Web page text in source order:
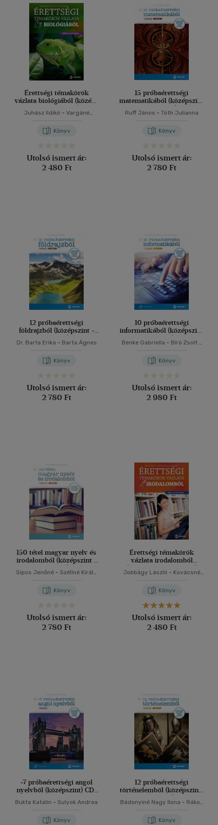
Érettségi témakörök
vázlata biológiából (közép-
és emelt szint)
Juhász Ildikó - Vargáné
Könyv
Utolsó ismert ár:
2 480 Ft
15 próbaérettségi
matematikából (középszint
- írásbeli)
Ruff János - Tóth Julianna
Könyv
Utolsó ismert ár:
2 780 Ft
12 próbaérettségi
földrajzból (középszint -
írásbeli)
Dr. Barta Erika - Barta Ágnes
Könyv
Utolsó ismert ár:
2 780 Ft
10 próbaérettségi
informatikából (középszint
- gyakorlati) CD-
melléklettel
Benke Gabriella - Bíró Zsolt-
Könyv
Utolsó ismert ár:
2 980 Ft
150 tétel magyar nyelv és
irodalomból (középszint -
szóbeli)
Sipos Jenőné - Széllné Király
Könyv
Utolsó ismert ár:
2 780 Ft
Érettségi témakörök
vázlata irodalomból
(közép- és emelt szint)
Jobbágy László - Kovácsné
Könyv
Utolsó ismert ár:
2 480 Ft
+7 próbaérettségi angol
nyelvből (középszint) CD-
Bukta Katalin - Sulyok Andrea
Könyv
12 próbaérettségi
történelemből (középszint-
írásbeli)
Bádonyiné Nagy Ilona - Rákos
Könyv